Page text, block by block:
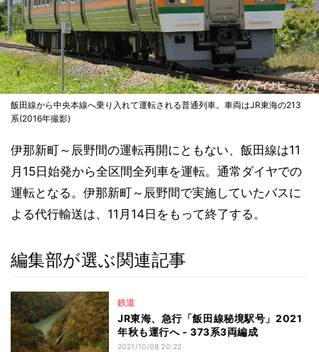
飯田線から中央本線へ乗り入れて運転される普通列車。車両はJR東海の213
系(2016年撮影)
伊那新町～辰野間の運転再開にともない、飯田線は11
月15日始発から全区間全列車を運転。通常ダイヤでの
運転となる。伊那新町～辰野間で実施していたバスに
よる代行輸送は、11月14日をもって終了する。
編集部が選ぶ関連記事
鉄道
JR東海、急行「飯田線秘境駅号」2021
年秋も運行へ - 373系3両編成
2021/10/08 20:22